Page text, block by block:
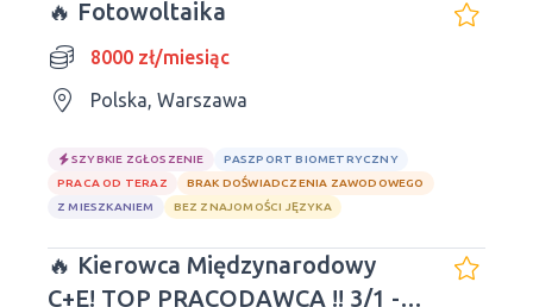
🔥 Fotowoltaika
8000 zł/miesiąc
Polska, Warszawa
SZYBKIE ZGŁOSZENIE
PASZPORT BIOMETRYCZNY
PRACA OD TERAZ
BRAK DOŚWIADCZENIA ZAWODOWEGO
Z MIESZKANIEM
BEZ ZNAJOMOŚCI JĘZYKA
🔥 Kierowca Międzynarodowy
C+E! TOP PRACODAWCA !! 3/1 -